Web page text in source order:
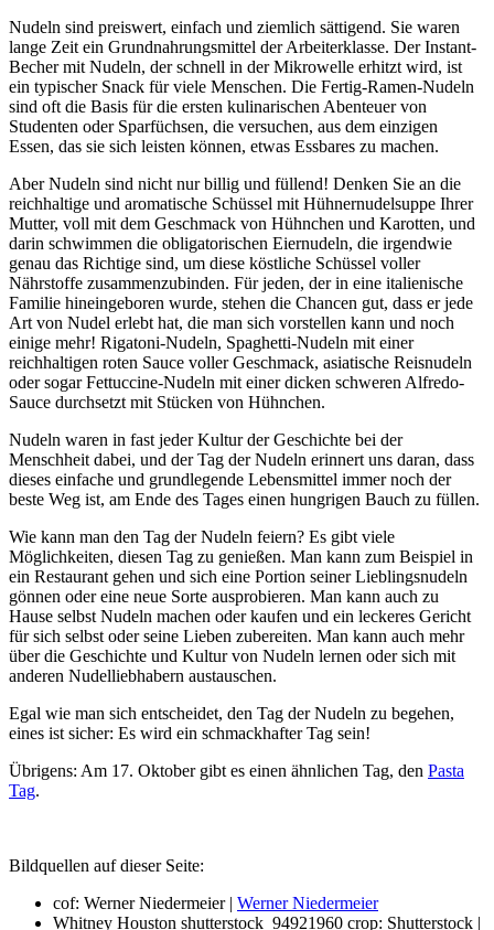
Nudeln sind preiswert, einfach und ziemlich sättigend. Sie waren
lange Zeit ein Grundnahrungsmittel der Arbeiterklasse. Der Instant-
Becher mit Nudeln, der schnell in der Mikrowelle erhitzt wird, ist
ein typischer Snack für viele Menschen. Die Fertig-Ramen-Nudeln
sind oft die Basis für die ersten kulinarischen Abenteuer von
Studenten oder Sparfüchsen, die versuchen, aus dem einzigen
Essen, das sie sich leisten können, etwas Essbares zu machen.
Aber Nudeln sind nicht nur billig und füllend! Denken Sie an die
reichhaltige und aromatische Schüssel mit Hühnernudelsuppe Ihrer
Mutter, voll mit dem Geschmack von Hühnchen und Karotten, und
darin schwimmen die obligatorischen Eiernudeln, die irgendwie
genau das Richtige sind, um diese köstliche Schüssel voller
Nährstoffe zusammenzubinden. Für jeden, der in eine italienische
Familie hineingeboren wurde, stehen die Chancen gut, dass er jede
Art von Nudel erlebt hat, die man sich vorstellen kann und noch
einige mehr! Rigatoni-Nudeln, Spaghetti-Nudeln mit einer
reichhaltigen roten Sauce voller Geschmack, asiatische Reisnudeln
oder sogar Fettuccine-Nudeln mit einer dicken schweren Alfredo-
Sauce durchsetzt mit Stücken von Hühnchen.
Nudeln waren in fast jeder Kultur der Geschichte bei der
Menschheit dabei, und der Tag der Nudeln erinnert uns daran, dass
dieses einfache und grundlegende Lebensmittel immer noch der
beste Weg ist, am Ende des Tages einen hungrigen Bauch zu füllen.
Wie kann man den Tag der Nudeln feiern? Es gibt viele
Möglichkeiten, diesen Tag zu genießen. Man kann zum Beispiel in
ein Restaurant gehen und sich eine Portion seiner Lieblingsnudeln
gönnen oder eine neue Sorte ausprobieren. Man kann auch zu
Hause selbst Nudeln machen oder kaufen und ein leckeres Gericht
für sich selbst oder seine Lieben zubereiten. Man kann auch mehr
über die Geschichte und Kultur von Nudeln lernen oder sich mit
anderen Nudelliebhabern austauschen.
Egal wie man sich entscheidet, den Tag der Nudeln zu begehen,
eines ist sicher: Es wird ein schmackhafter Tag sein!
Übrigens: Am 17. Oktober gibt es einen ähnlichen Tag, den Pasta
Tag.
Bildquellen auf dieser Seite:
cof: Werner Niedermeier | Werner Niedermeier
Whitney Houston shutterstock_94921960 crop: Shutterstock |